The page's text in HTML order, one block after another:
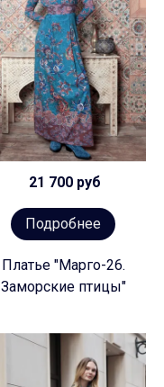
21 700 руб
Подробнее
Платье "Марго-26.
Заморские птицы"